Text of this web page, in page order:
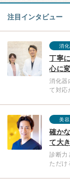
注目インタビュー
消
丁寧
心に
消化器
て対応
美
確か
て大
診断力
ただけ